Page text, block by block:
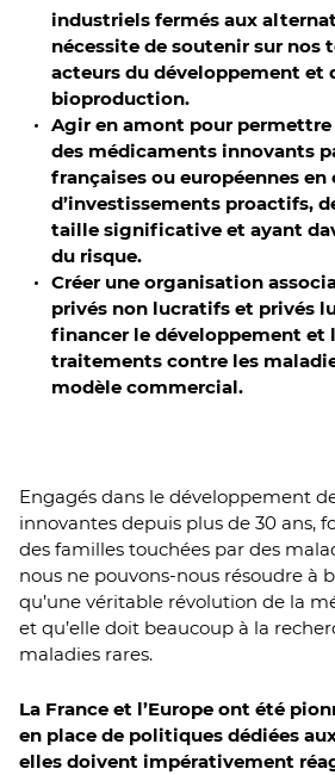
industriels fermés aux
nécessite de soutenir sur nos
acteurs du développement et
bioproduction.
Agir en amont pour
des médicaments innovants
françaises ou européennes en
d’investissements proactifs,
taille significative et ayant
du risque.
Créer une organisation
privés non lucratifs et privés
financer le développement et
traitements contre les
modèle commercial.
Engagés dans le développement
innovantes depuis plus de 30 ans,
des familles touchées par des
nous ne pouvons-nous résoudre à
qu’une véritable révolution de la
et qu’elle doit beaucoup à la
maladies rares.
La France et l’Europe ont été
en place de politiques dédiées
elles doivent impérativement